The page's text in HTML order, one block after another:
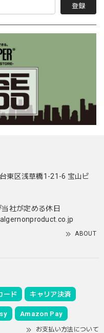
登録
東区浅草橋1-21-6 宝山ビ
社が定める休日
ABOUT
ード キャリア決済
Amazon Pay
お支払い方法について